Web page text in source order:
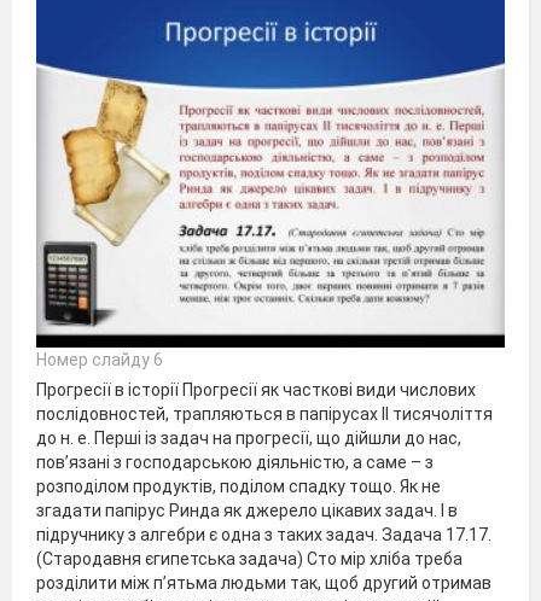
Номер слайду 6
Прогресії в історії Прогресії як часткові види числових
послідовностей, трапляються в папірусах ІІ тисячоліття
до н. е. Перші із задач на прогресії, що дійшли до нас,
пов’язані з господарською діяльністю, а саме – з
розподілом продуктів, поділом спадку тощо. Як не
згадати папірус Ринда як джерело цікавих задач. І в
підручнику з алгебри є одна з таких задач. Задача 17.17.
(Стародавня єгипетська задача) Сто мір хліба треба
розділити між п’ятьма людьми так, щоб другий отримав